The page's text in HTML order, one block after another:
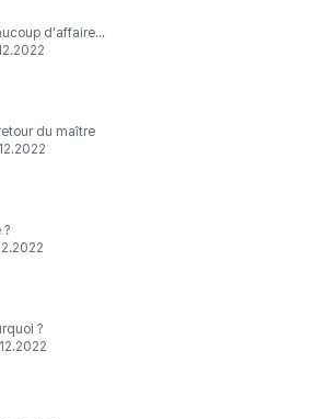
Beaucoup d'affaires à régler
du maître
?
?